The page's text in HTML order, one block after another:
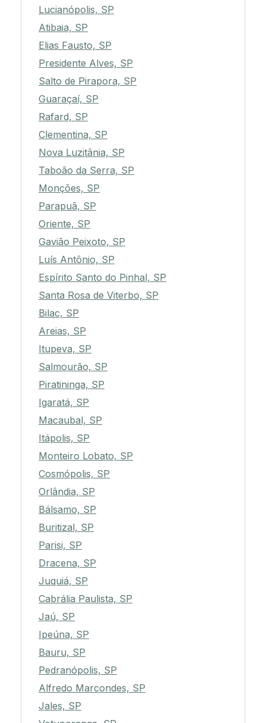
Lucianópolis, SP
Atibaia, SP
Elias Fausto, SP
Presidente Alves, SP
Salto de Pirapora, SP
Guaraçaí, SP
Rafard, SP
Clementina, SP
Nova Luzitânia, SP
Taboão da Serra, SP
Monções, SP
Parapuã, SP
Oriente, SP
Gavião Peixoto, SP
Luís Antônio, SP
Espírito Santo do Pinhal, SP
Santa Rosa de Viterbo, SP
Bilac, SP
Areias, SP
Itupeva, SP
Salmourão, SP
Piratininga, SP
Igaratá, SP
Macaubal, SP
Itápolis, SP
Monteiro Lobato, SP
Cosmópolis, SP
Orlândia, SP
Bálsamo, SP
Buritizal, SP
Parisi, SP
Dracena, SP
Juquiá, SP
Cabrália Paulista, SP
Jaú, SP
Ipeúna, SP
Bauru, SP
Pedranópolis, SP
Alfredo Marcondes, SP
Jales, SP